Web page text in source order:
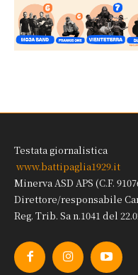
Testata giornalistica
www.battipaglia1929.it
Minerva ASD APS (C.F.
Direttore/responsabile
Reg. Trib. Sa n.1041 del